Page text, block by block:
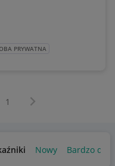
PRYWATNA
1 Następna strona
Nowy Bardzo